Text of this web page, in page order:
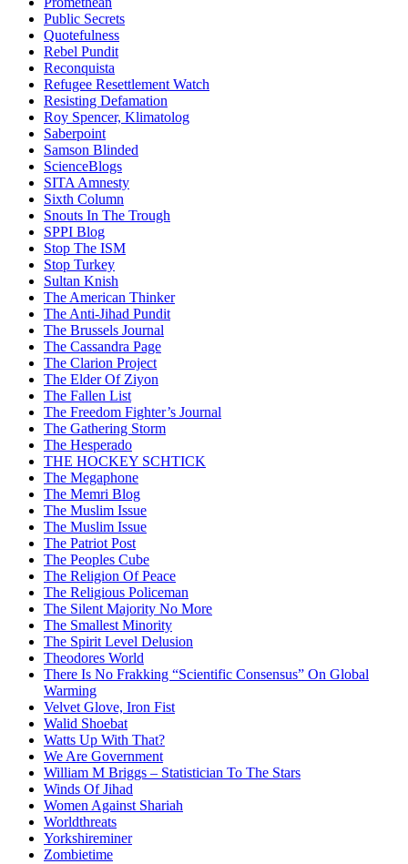
Public Secrets
Quotefulness
Rebel Pundit
Reconquista
Refugee Resettlement Watch
Resisting Defamation
Roy Spencer, Klimatolog
Saberpoint
Samson Blinded
ScienceBlogs
SITA Amnesty
Sixth Column
Snouts In The Trough
SPPI Blog
Stop The ISM
Stop Turkey
Sultan Knish
The American Thinker
The Anti-Jihad Pundit
The Brussels Journal
The Cassandra Page
The Clarion Project
The Elder Of Ziyon
The Fallen List
The Freedom Fighter’s Journal
The Gathering Storm
The Hesperado
THE HOCKEY SCHTICK
The Megaphone
The Memri Blog
The Muslim Issue
The Muslim Issue
The Patriot Post
The Peoples Cube
The Religion Of Peace
The Religious Policeman
The Silent Majority No More
The Smallest Minority
The Spirit Level Delusion
Theodores World
There Is No Frakking “Scientific Consensus” On Global
Warming
Velvet Glove, Iron Fist
Walid Shoebat
Watts Up With That?
We Are Government
William M Briggs – Statistician To The Stars
Winds Of Jihad
Women Against Shariah
Worldthreats
Yorkshireminer
Zombietime